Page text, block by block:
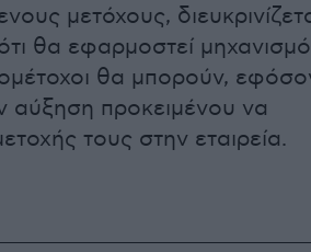
μετόχους,
θα εφαρμοστεί
θα μπορούν,
αύξηση προκειμένου να
τους στην εταιρεία.